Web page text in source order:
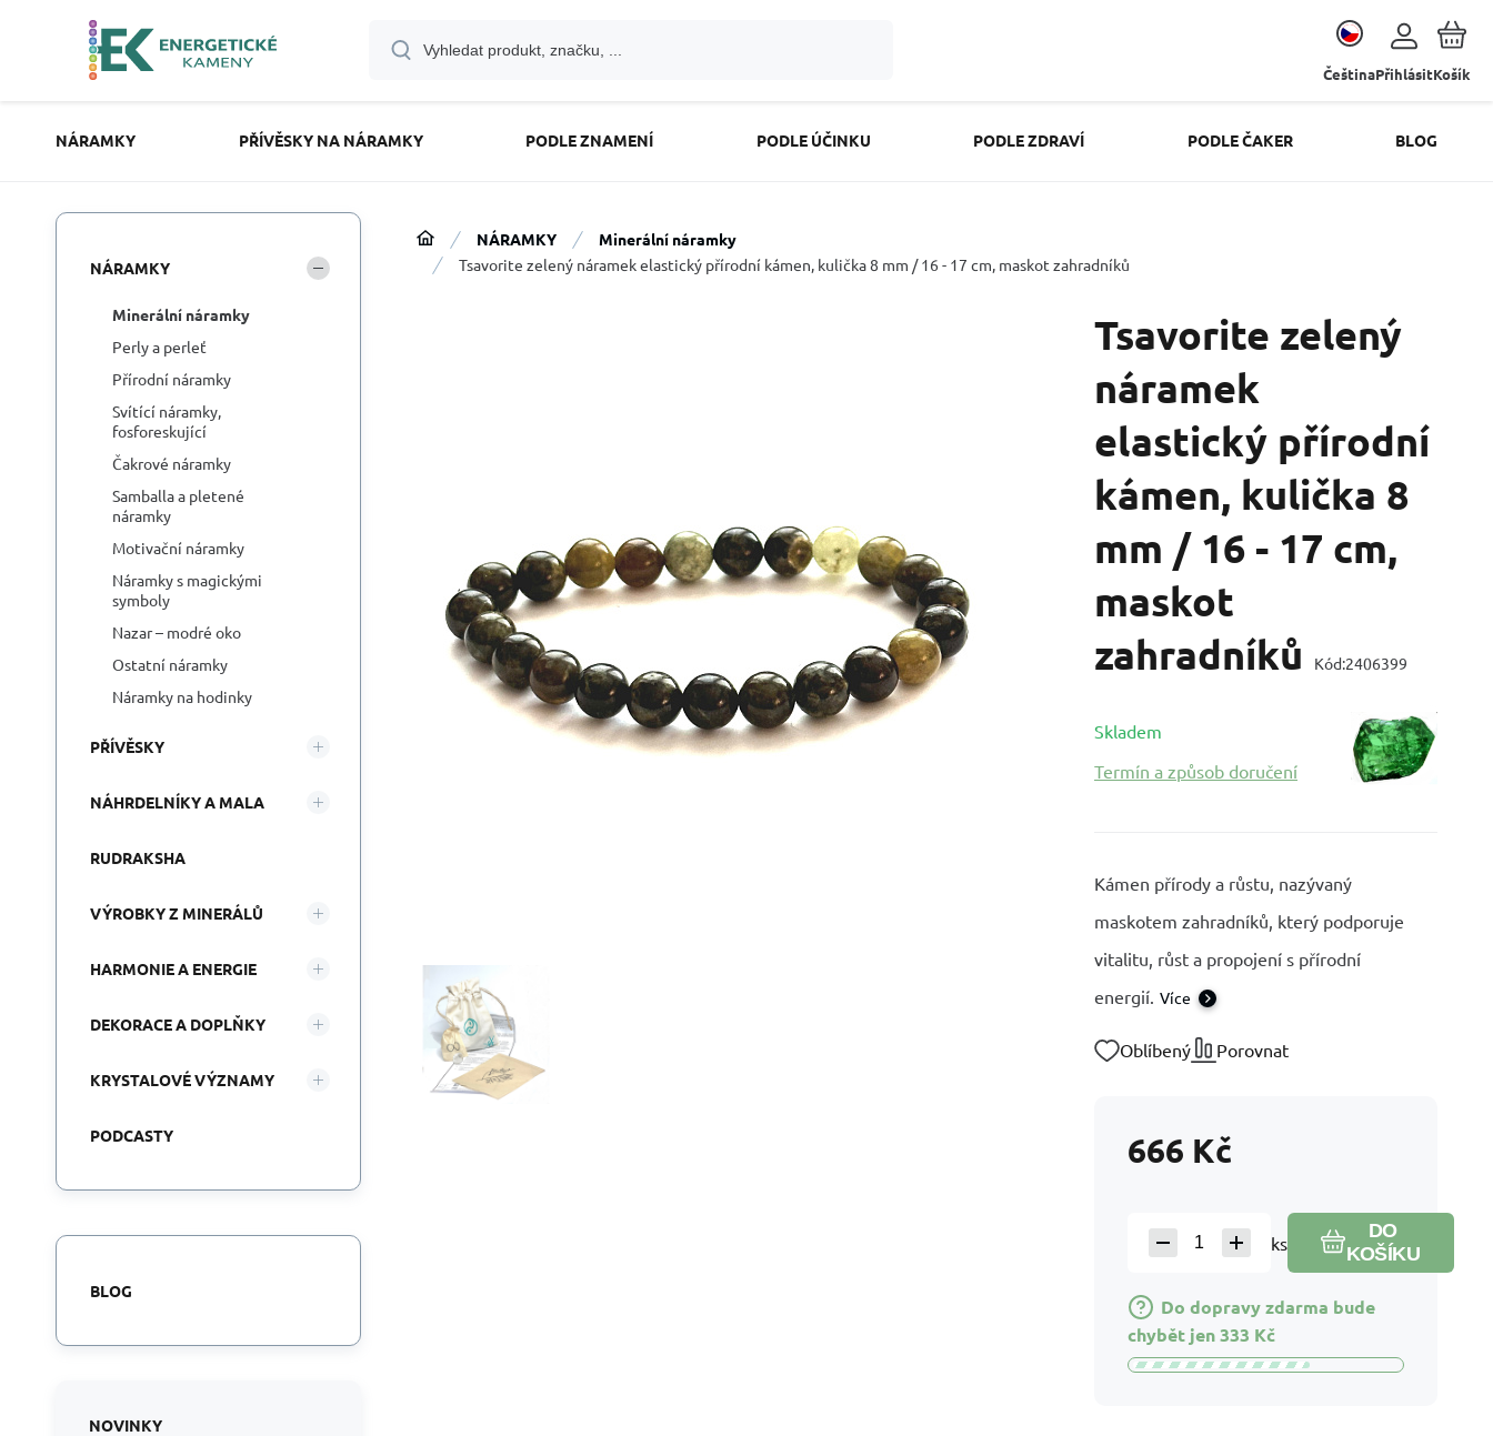
ČeštinaPřihlásitKošík
NÁRAMKY PŘÍVĚSKY NA NÁRAMKY PODLE ZNAMENÍ PODLE ÚČINKU PODLE ZDRAVÍ PODLE ČAKER BLOG
NÁRAMKY
Minerální náramky
Tsavorite zelený náramek elastický přírodní kámen, kulička 8 mm / 16 - 17 cm, maskot zahradníků
Tsavorite zelený
náramek
elastický přírodní
kámen, kulička 8
mm / 16 - 17 cm,
maskot
zahradníků
Kód:2406399
Skladem
Termín a způsob doručení
Kámen přírody a růstu, nazývaný
maskotem zahradníků, který podporuje
vitalitu, růst a propojení s přírodní
energií. Více
Oblíbený Porovnat
666 Kč
ks
DO
KOŠÍKU
Do dopravy zdarma bude
chybět jen333 Kč
NÁRAMKY
Minerální náramky
Perly a perleť
Přírodní náramky
Svítící náramky,
fosforeskující
Čakrové náramky
Samballa a pletené
náramky
Motivační náramky
Náramky s magickými
symboly
Nazar – modré oko
Ostatní náramky
Náramky na hodinky
PŘÍVĚSKY
NÁHRDELNÍKY A MALA
RUDRAKSHA
VÝROBKY Z MINERÁLŮ
HARMONIE A ENERGIE
DEKORACE A DOPLŇKY
KRYSTALOVÉ VÝZNAMY
PODCASTY
BLOG
NOVINKY